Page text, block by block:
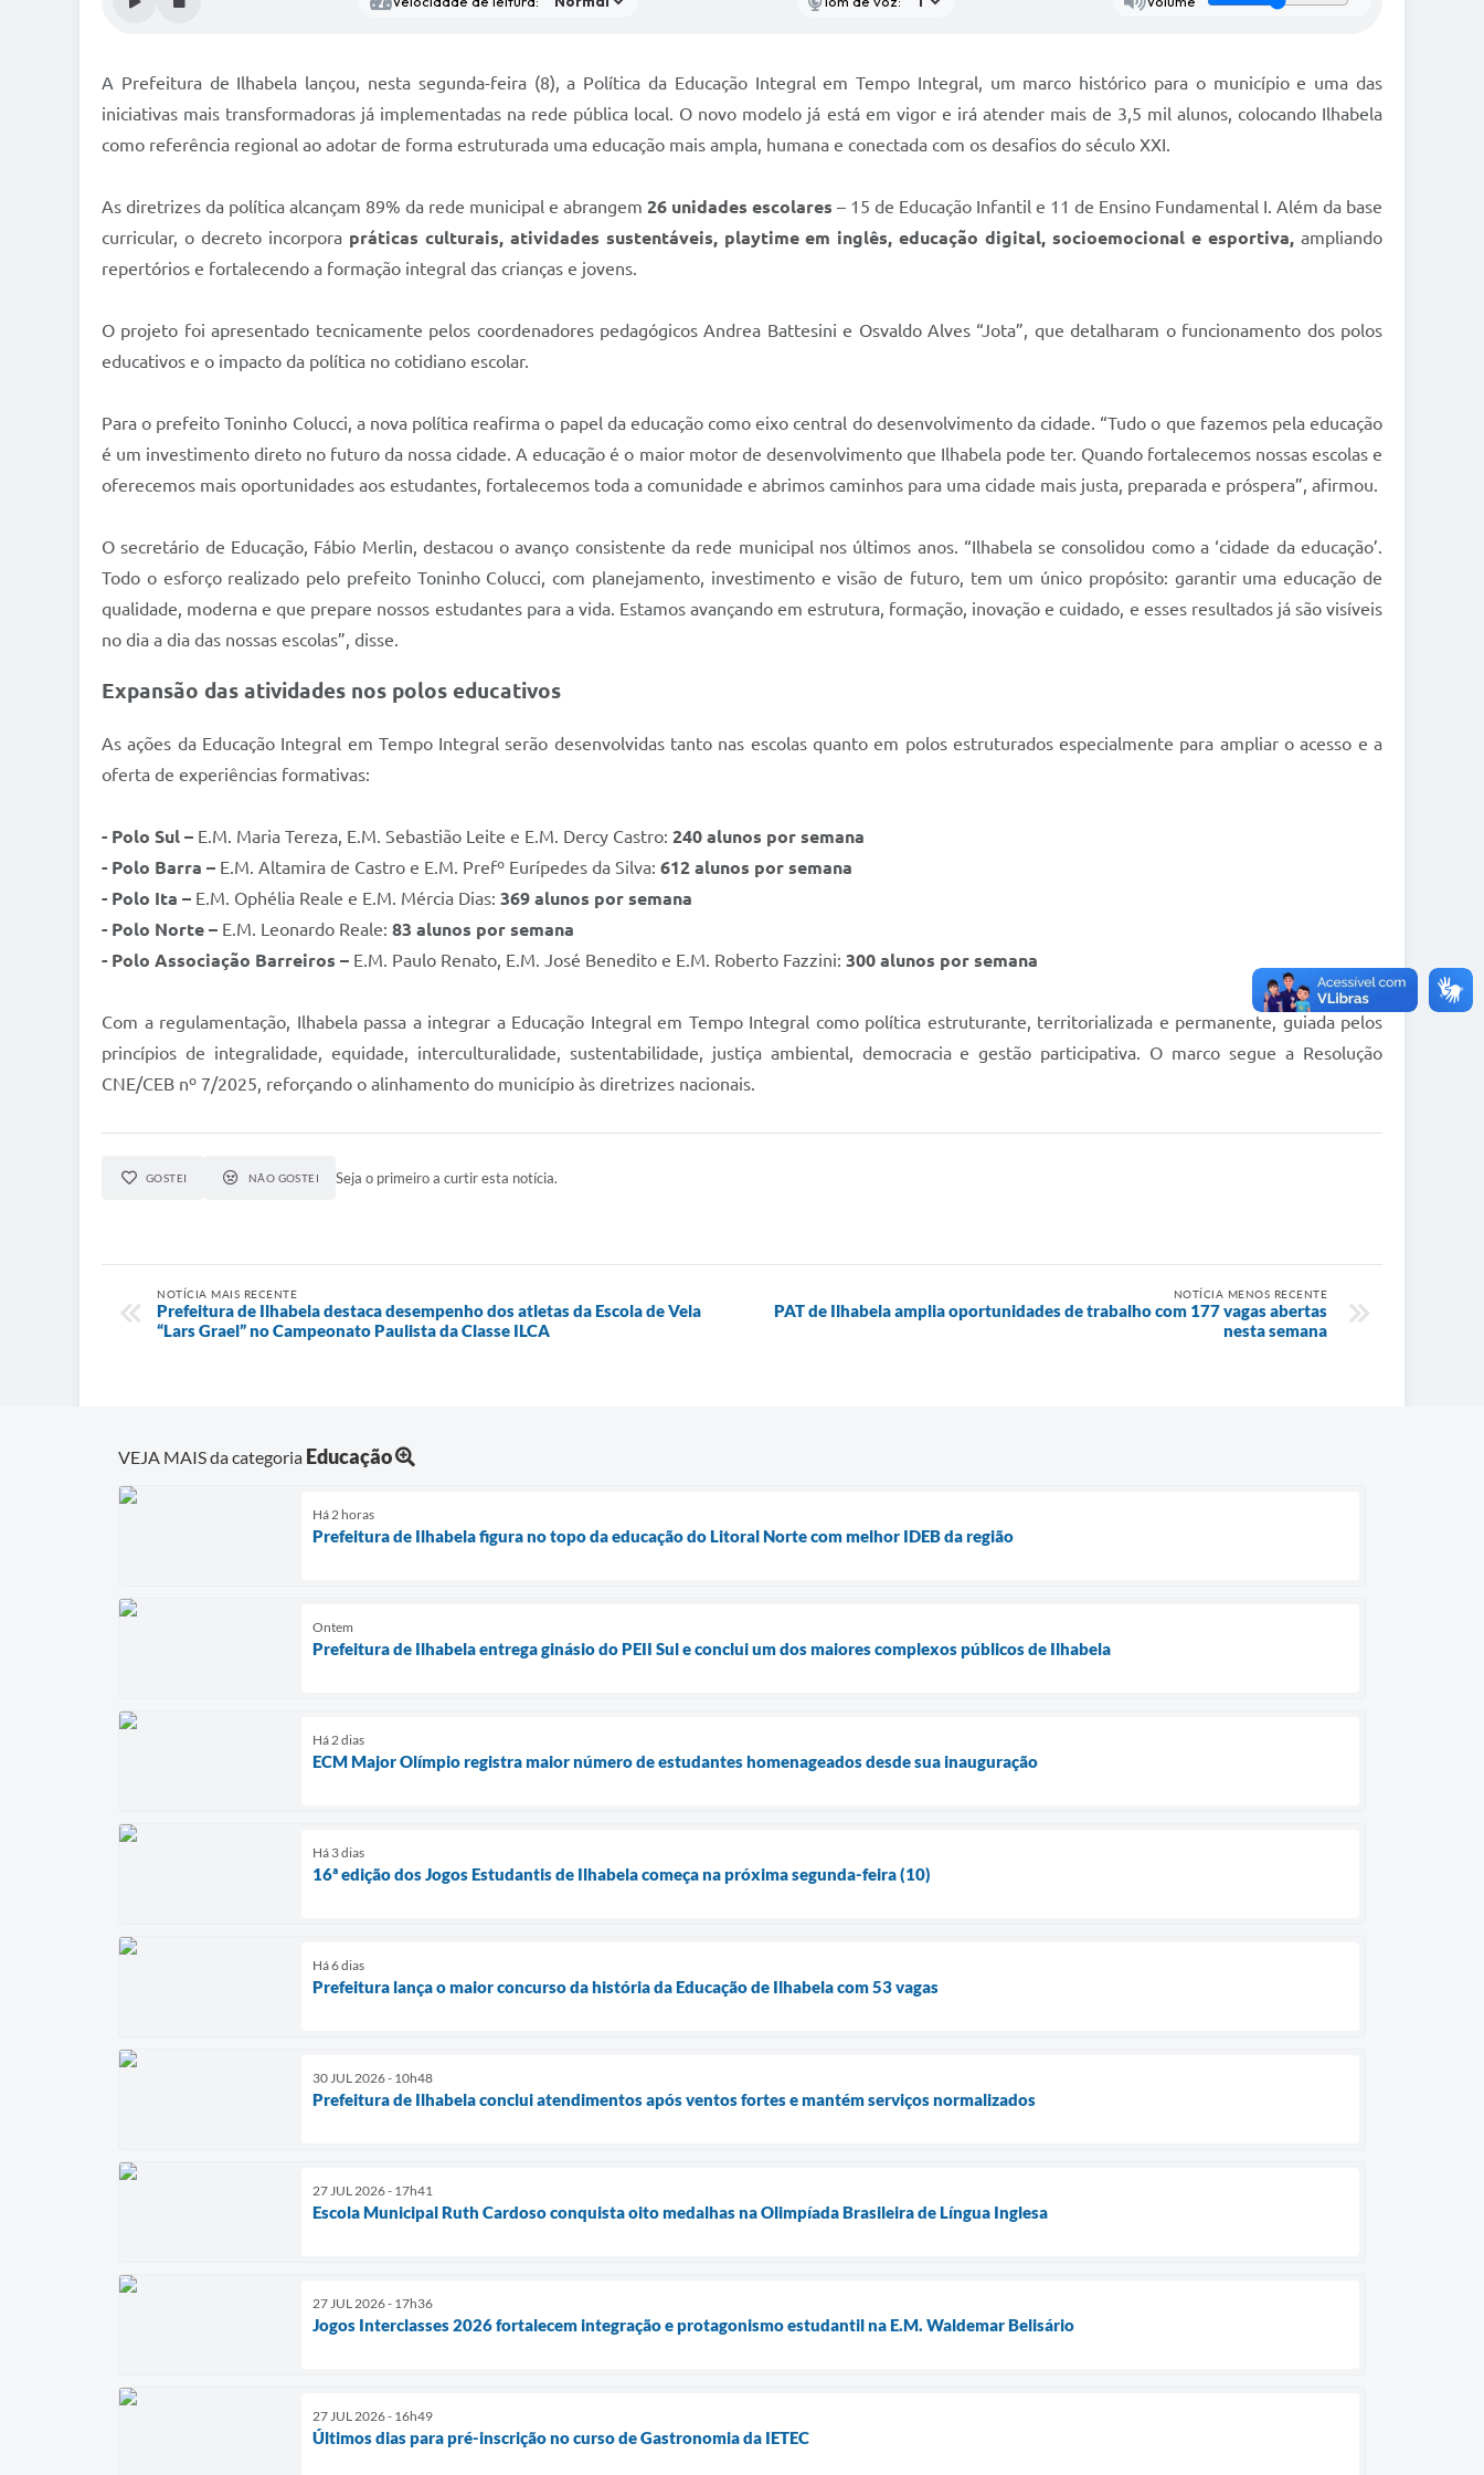
A Prefeitura de Ilhabela lançou, nesta segunda-feira (8), a Política da Educação Integral em Tempo Integral, um marco histórico para o município e uma das
iniciativas mais transformadoras já implementadas na rede pública local. O novo modelo já está em vigor e irá atender mais de 3,5 mil alunos, colocando Ilhabela
como referência regional ao adotar de forma estruturada uma educação mais ampla, humana e conectada com os desafios do século XXI.
As diretrizes da política alcançam 89% da rede municipal e abrangem 26 unidades escolares – 15 de Educação Infantil e 11 de Ensino Fundamental I. Além da base
curricular, o decreto incorpora práticas culturais, atividades sustentáveis, playtime em inglês, educação digital, socioemocional e esportiva, ampliando
repertórios e fortalecendo a formação integral das crianças e jovens.
O projeto foi apresentado tecnicamente pelos coordenadores pedagógicos Andrea Battesini e Osvaldo Alves “Jota”, que detalharam o funcionamento dos polos
educativos e o impacto da política no cotidiano escolar.
Para o prefeito Toninho Colucci, a nova política reafirma o papel da educação como eixo central do desenvolvimento da cidade. “Tudo o que fazemos pela educação
é um investimento direto no futuro da nossa cidade. A educação é o maior motor de desenvolvimento que Ilhabela pode ter. Quando fortalecemos nossas escolas e
oferecemos mais oportunidades aos estudantes, fortalecemos toda a comunidade e abrimos caminhos para uma cidade mais justa, preparada e próspera”, afirmou.
O secretário de Educação, Fábio Merlin, destacou o avanço consistente da rede municipal nos últimos anos. “Ilhabela se consolidou como a ‘cidade da educação’.
Todo o esforço realizado pelo prefeito Toninho Colucci, com planejamento, investimento e visão de futuro, tem um único propósito: garantir uma educação de
qualidade, moderna e que prepare nossos estudantes para a vida. Estamos avançando em estrutura, formação, inovação e cuidado, e esses resultados já são visíveis
no dia a dia das nossas escolas”, disse.
Expansão das atividades nos polos educativos
As ações da Educação Integral em Tempo Integral serão desenvolvidas tanto nas escolas quanto em polos estruturados especialmente para ampliar o acesso e a
oferta de experiências formativas:
- Polo Sul – E.M. Maria Tereza, E.M. Sebastião Leite e E.M. Dercy Castro: 240 alunos por semana
- Polo Barra – E.M. Altamira de Castro e E.M. Prefº Eurípedes da Silva: 612 alunos por semana
- Polo Ita – E.M. Ophélia Reale e E.M. Mércia Dias: 369 alunos por semana
- Polo Norte – E.M. Leonardo Reale: 83 alunos por semana
- Polo Associação Barreiros – E.M. Paulo Renato, E.M. José Benedito e E.M. Roberto Fazzini: 300 alunos por semana
Com a regulamentação, Ilhabela passa a integrar a Educação Integral em Tempo Integral como política estruturante, territorializada e permanente, guiada pelos
princípios de integralidade, equidade, interculturalidade, sustentabilidade, justiça ambiental, democracia e gestão participativa. O marco segue a Resolução
CNE/CEB nº 7/2025, reforçando o alinhamento do município às diretrizes nacionais.
GOSTEI NÃO GOSTEI Seja o primeiro a curtir esta notícia.
NOTÍCIA MAIS RECENTE
Prefeitura de Ilhabela destaca desempenho dos atletas da Escola de Vela
“Lars Grael” no Campeonato Paulista da Classe ILCA
NOTÍCIA MENOS RECENTE
PAT de Ilhabela amplia oportunidades de trabalho com 177 vagas abertas
nesta semana
VEJA MAIS da categoria Educação
Há 2 horas
Prefeitura de Ilhabela figura no topo da educação do Litoral Norte com melhor IDEB da região
Ontem
Prefeitura de Ilhabela entrega ginásio do PEII Sul e conclui um dos maiores complexos públicos de Ilhabela
Há 2 dias
ECM Major Olímpio registra maior número de estudantes homenageados desde sua inauguração
Há 3 dias
16ª edição dos Jogos Estudantis de Ilhabela começa na próxima segunda-feira (10)
Há 6 dias
Prefeitura lança o maior concurso da história da Educação de Ilhabela com 53 vagas
30 JUL 2026 - 10h48
Prefeitura de Ilhabela conclui atendimentos após ventos fortes e mantém serviços normalizados
27 JUL 2026 - 17h41
Escola Municipal Ruth Cardoso conquista oito medalhas na Olimpíada Brasileira de Língua Inglesa
27 JUL 2026 - 17h36
Jogos Interclasses 2026 fortalecem integração e protagonismo estudantil na E.M. Waldemar Belisário
27 JUL 2026 - 16h49
Últimos dias para pré-inscrição no curso de Gastronomia da IETEC